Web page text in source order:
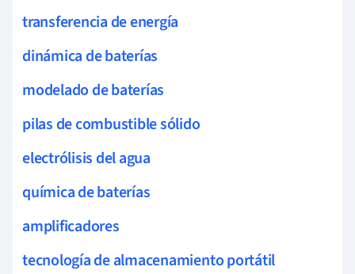
transferencia de energía
dinámica de baterías
modelado de baterías
pilas de combustible sólido
electrólisis del agua
química de baterías
amplificadores
tecnología de almacenamiento portátil